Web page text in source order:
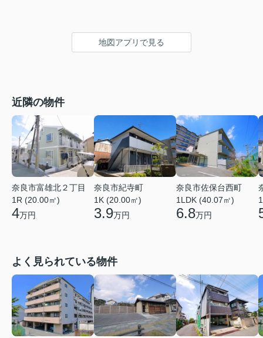
地図アプリで見る
近隣の物件
奈良市富雄北２丁目
1R (20.00㎡)
4万円
奈良市紀寺町
1K (20.00㎡)
3.9万円
奈良市佐保台西町
1LDK (40.07㎡)
6.8万円
よく見られている物件